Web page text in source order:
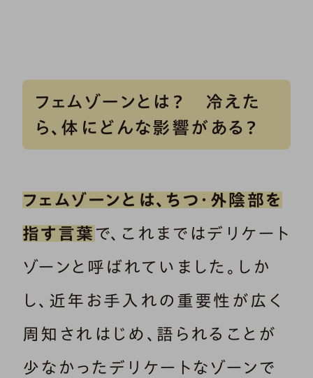
フェムゾーンとは？ 冷えた
ら、体にどんな影響がある？
フェムゾーンとは、ちつ・外陰部を
指す言葉 で、これまではデリケート
ゾーンと呼ばれていました。しか
し、近年お手入れの重要性が広く
周知されはじめ、語られることが
少なかったデリケートなゾーンで